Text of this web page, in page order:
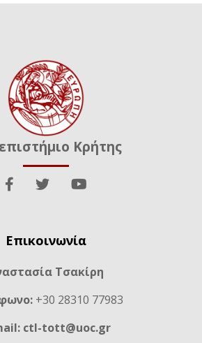
Κρήτης
Επικοινωνία
Τσακίρη
+30 28310 77983
ctl-tott@uoc.gr